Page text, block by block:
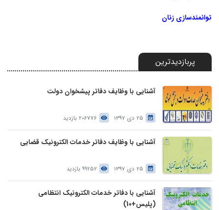
توانمندسازی زنان
پربازدیدترین
آشنایی با وظایف دفاتر پیشخوان دولت
25 دی 1397 206776 بازدید
آشنایی با وظایف دفاتر خدمات الکترونیک قضایی
25 دی 1397 99252 بازدید
آشنایی با دفاتر خدمات الکترونیک انتظامی
(پلیس+10)